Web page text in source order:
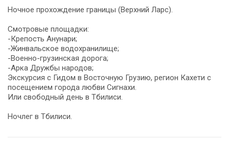
Ночное прохождение границы (Верхний Ларс).
Смотровые площадки:
-Крепость Анунари;
-Жинвальское водохранилище;
-Военно-грузинская дорога;
-Арка Дружбы народов;
Экскурсия с Гидом в Восточную Грузию, регион Кахети с
посещением города любви Сигнахи.
Или свободный день в Тбилиси.
Ночлег в Тбилиси.